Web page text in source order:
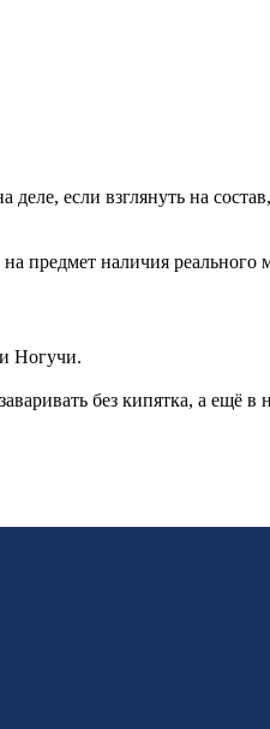
если взглянуть на состав,
предмет наличия реального
Ногучи.
без кипятка, а ещё в